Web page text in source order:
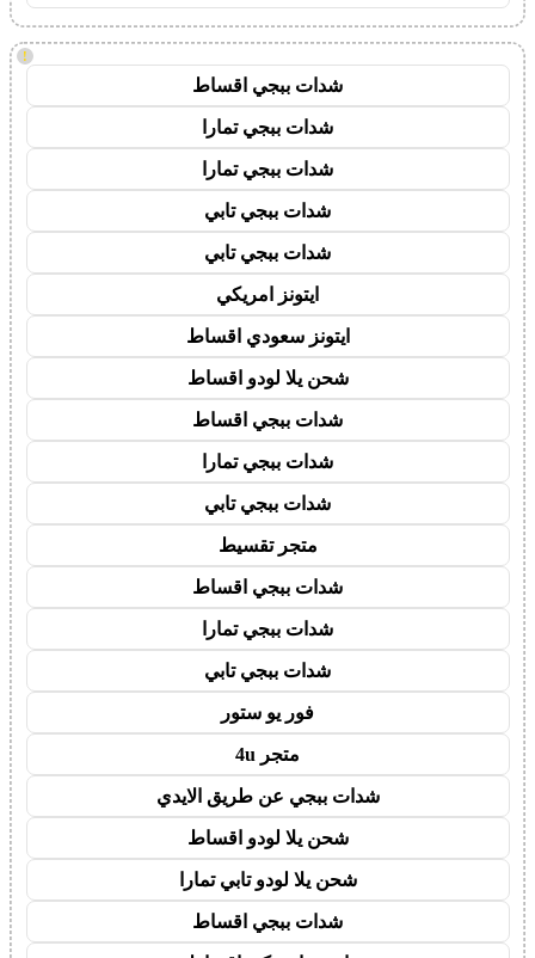
!
شدات ببجي اقساط
شدات ببجي تمارا
شدات ببجي تمارا
شدات ببجي تابي
شدات ببجي تابي
ايتونز امريكي
ايتونز سعودي اقساط
شحن يلا لودو اقساط
شدات ببجي اقساط
شدات ببجي تمارا
شدات ببجي تابي
متجر تقسيط
شدات ببجي اقساط
شدات ببجي تمارا
شدات ببجي تابي
فور يو ستور
متجر 4u
شدات ببجي عن طريق الايدي
شحن يلا لودو اقساط
شحن يلا لودو تابي تمارا
شدات ببجي اقساط